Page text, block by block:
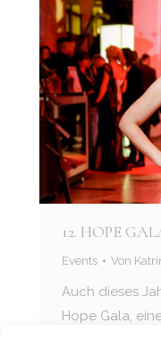
12. HOPE
Events Von
Auch dieses
Hope Gala,